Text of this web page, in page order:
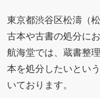
東京都渋谷区松濤（
古本や古書の処分に
航海堂では、蔵書整
本を処分したいとい
いております。